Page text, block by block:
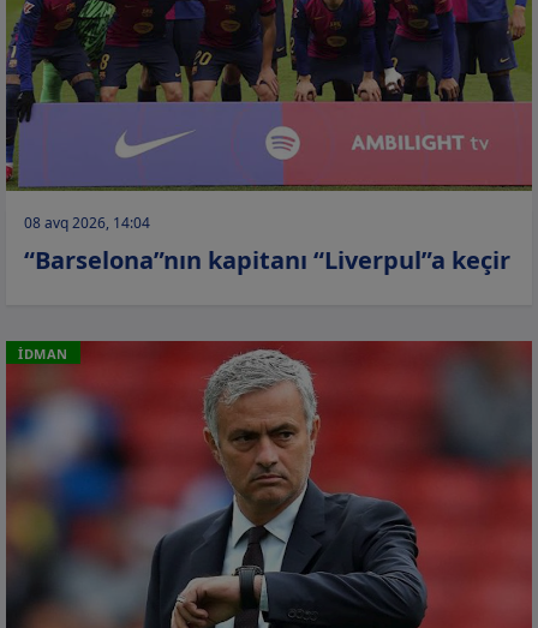
08 avq 2026, 14:04
“Barselona”nın kapitanı “Liverpul”a keçir
İDMAN